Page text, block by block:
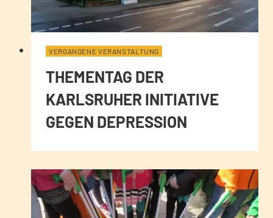
VERGANGENE VERANSTALTUNG
THEMENTAG DER
KARLSRUHER INITIATIVE
GEGEN DEPRESSION